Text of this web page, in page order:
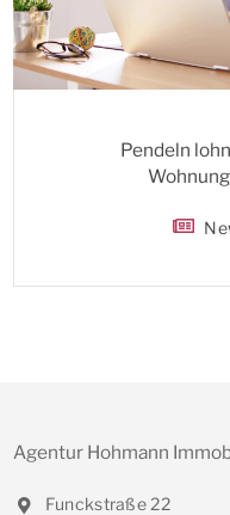
Pendeln
Agentur Hohmann
Funckstraße 22